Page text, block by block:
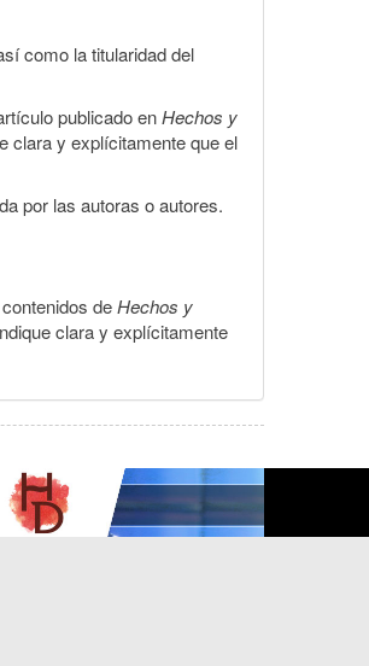
como la titularidad del
publicado enHechos y
clara y explícitamente que el
por las autoras o autores.
deHechos y
clara y explícitamente